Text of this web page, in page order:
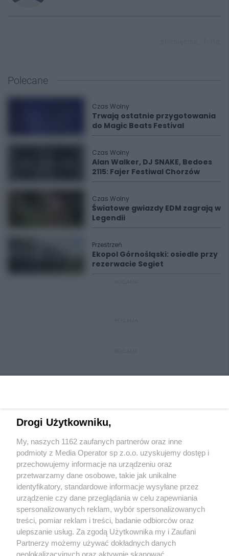
Polecane
Czas Wolny
Trwają ostatnie przygotowania
do Magic Beats Festival
Czas Wolny
Alan Walker, DJ SNAKE, Bedoes
2115: Fajer Festiwal Chorzów
Czas Wolny
Światowe gwiazdy EDM zagrają w
Legendii
Przestrzeń
Ekopol Górnośląski: osiedle przy
rezerwacie Segiet
Wydawca mediówlokalnych
Nie zapomnij
zapoznać się z:
polityką prywatności regulamin korzystania z portali
Twojemiasto
Piekary Śląskie
Skontakuj sięz nami
Kontakt
Drogi Użytkowniku,
My, naszych 1162 zaufanych partnerów oraz inne
podmioty z Media Operator sp z.o.o. uzyskujemy dostęp i
przechowujemy informacje na urządzeniu oraz
przetwarzamy dane osobowe, takie jak unikalne
identyfikatory, standardowe informacje wysyłane przez
urządzenie czy dane przeglądania w celu zapewniania
spersonalizowanych reklam, wybór spersonalizowanych
treści, pomiar reklam i treści, badanie odbiorców oraz
ulepszanie usług. Za zgodą Użytkownika my i Zaufani
Partnerzy możemy używać dokładnych danych
geolokalizacyjnych oraz aktywnie skanować